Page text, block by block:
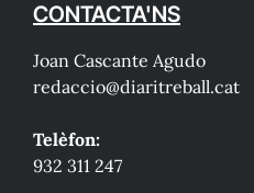
CONTACTA'NS
Joan Cascante Agudo
redaccio@diaritreball.cat
Telèfon:
932 311 247